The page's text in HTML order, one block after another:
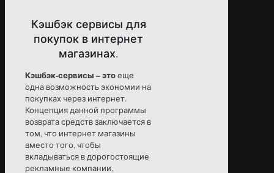
Кэшбэк сервисы для
покупок в интернет
магазинах.
Кэшбэк-сервисы – этоеще
одна возможность экономии на
покупках через интернет.
Концепция данной программы
возврата средств заключается в
том, что интернет магазины
вместо того, чтобы
вкладываться в дорогостоящие
рекламные компании,